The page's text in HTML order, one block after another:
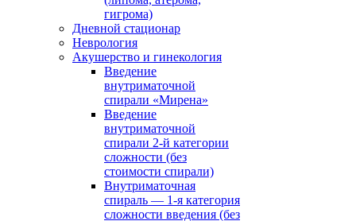
гигрома)
Дневной стационар
Неврология
Акушерство и гинекология
Введение
внутриматочной
спирали «Мирена»
Введение
внутриматочной
спирали 2-й категории
сложности (без
стоимости спирали)
Внутриматочная
спираль — 1-я категория
сложности введения (без